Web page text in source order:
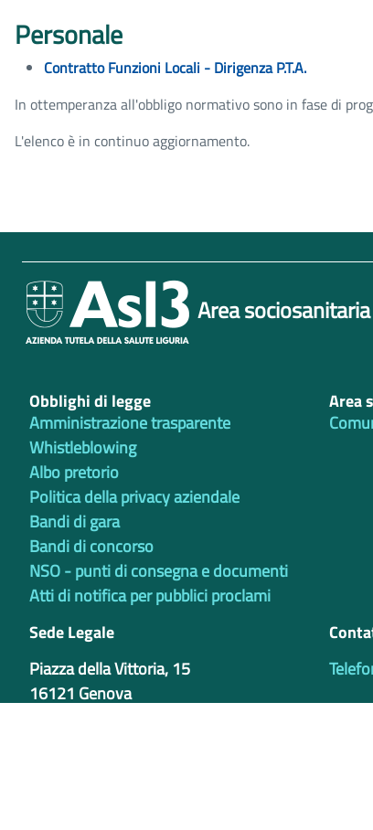
Personale
Contratto Funzioni Locali - Dirigenza P.T.A.
In ottemperanza all'obbligo normativo sono in fase di
L'elenco è in continuo aggiornamento.
Area
Obblighi di legge
Amministrazione trasparente
Whistleblowing
Albo pretorio
Politica della privacy aziendale
Bandi di gara
Bandi di concorso
NSO - punti di consegna e documenti
Atti di notifica per pubblici proclami
Area
Sede Legale
Piazza della Vittoria, 15
16121 Genova